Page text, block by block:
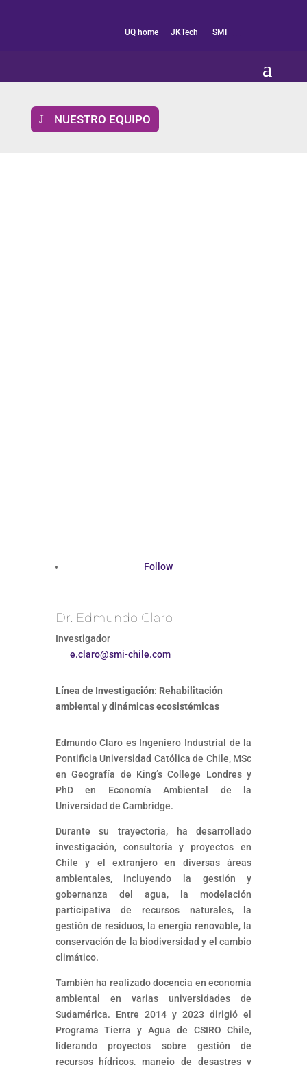
UQ home JKTech SMI
NUESTRO EQUIPO
Follow
Dr. Edmundo Claro
Investigador
e.claro@smi-chile.com
Línea de Investigación: Rehabilitación
ambiental y dinámicas ecosistémicas
Edmundo Claro es Ingeniero Industrial de la
Pontificia Universidad Católica de Chile, MSc
en Geografía de King’s College Londres y
PhD en Economía Ambiental de la
Universidad de Cambridge.
Durante su trayectoria, ha desarrollado
investigación, consultoría y proyectos en
Chile y el extranjero en diversas áreas
ambientales, incluyendo la gestión y
gobernanza del agua, la modelación
participativa de recursos naturales, la
gestión de residuos, la energía renovable, la
conservación de la biodiversidad y el cambio
climático.
También ha realizado docencia en economía
ambiental en varias universidades de
Sudamérica. Entre 2014 y 2023 dirigió el
Programa Tierra y Agua de CSIRO Chile,
liderando proyectos sobre gestión de
recursos hídricos, manejo de desastres y